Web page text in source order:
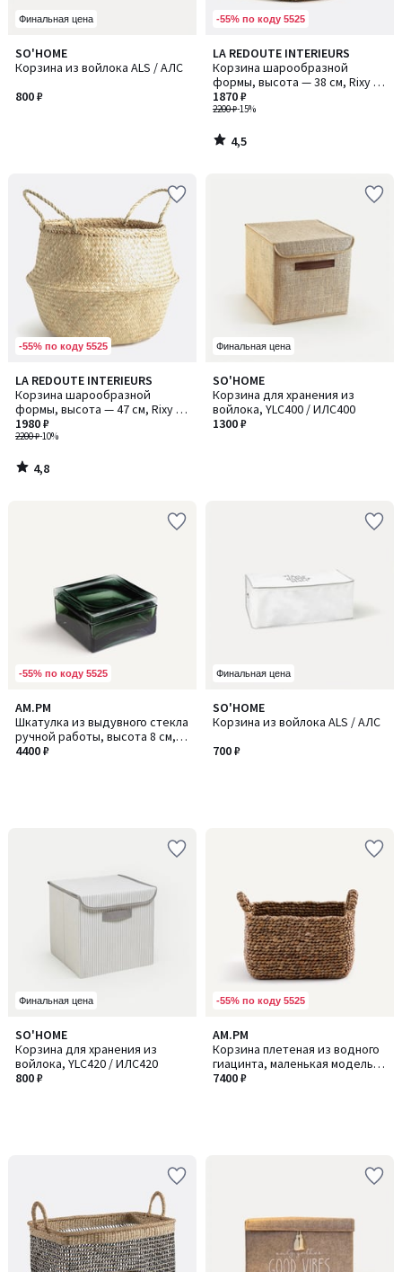
Финальная цена
SO'HOME
Корзина из войлока ALS / АЛС
800 ₽
-55% по коду 5525
LA REDOUTE INTERIEURS
Корзина шарообразной
формы, высота — 38 см, Rixy /
Рикси
2200 ₽-15%
1870 ₽
4,5
/ 5
4,5
/
-55% по коду 5525
LA REDOUTE INTERIEURS
Корзина шарообразной
формы, высота — 47 см, Rixy /
Рикси
2200 ₽-10%
1980 ₽
4,8
/ 5
4,8
/
Финальная цена
SO'HOME
Корзина для хранения из
войлока, YLC400 / ИЛC400
1300 ₽
-55% по коду 5525
AM.PM
Шкатулка из выдувного стекла
ручной работы, высота 8 см,
OROA / ОРОА
4400 ₽
Финальная цена
SO'HOME
Корзина из войлока ALS / АЛС
700 ₽
Финальная цена
SO'HOME
Корзина для хранения из
войлока, YLC420 / ИЛC420
800 ₽
-55% по коду 5525
AM.PM
Корзина плетеная из водного
гиацинта, маленькая модель,
RAGA / РАГА
7400 ₽